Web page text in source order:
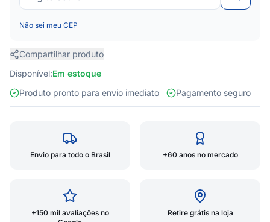
Não sei meu CEP
Compartilhar produto
Disponível:Em estoque
Produto pronto para envio imediato
Pagamento seguro
Envio para todo o Brasil +60 anos no mercado
+150 mil avaliações no
Retire grátis na loja